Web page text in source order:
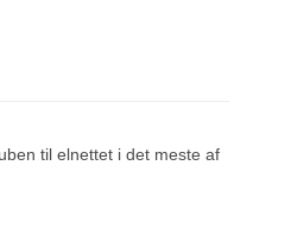
til elnettet i det meste af